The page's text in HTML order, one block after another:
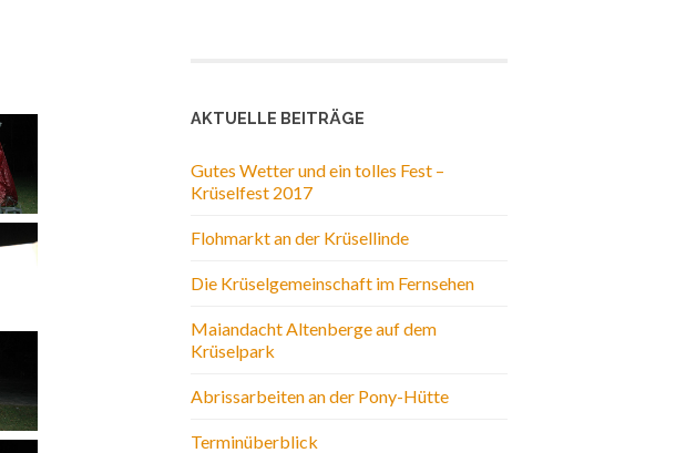
AKTUELLE BEITRÄGE
Gutes Wetter und ein tolles Fest –
Krüselfest 2017
Flohmarkt an der Krüsellinde
Die Krüselgemeinschaft im Fernsehen
Maiandacht Altenberge auf dem
Krüselpark
Abrissarbeiten an der Pony-Hütte
Terminüberblick